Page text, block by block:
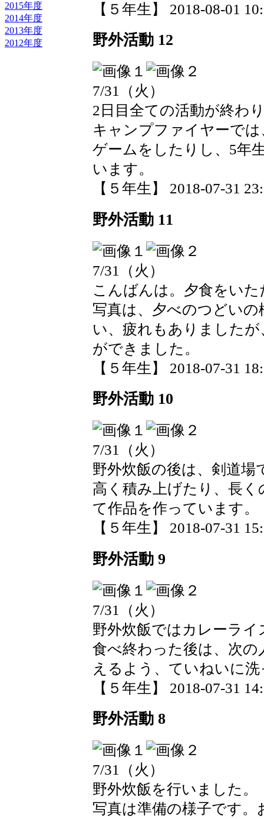
2015年度
2014年度
2013年度
2012年度
【５年生】 2018-08-01
野外活動 12
7/31（火）
2日目全ての活動が終わ
キャンプファイヤーで
ゲームをしたりし、5年
います。
【５年生】 2018-07-31
野外活動 11
7/31（火）
こんばんは。夕食をい
写真は、夕べのつどい
い、疲れもありました
ができました。
【５年生】 2018-07-31
野外活動 10
7/31（火）
野外炊飯の後は、剣道
高く積み上げたり、長
て作品を作っています。
【５年生】 2018-07-31
野外活動 9
7/31（火）
野外炊飯ではカレーラ
食べ終わった後は、次
えるよう、ていねいに
【５年生】 2018-07-31
野外活動 8
7/31（火）
野外炊飯を行いました。
写真は準備の様子です